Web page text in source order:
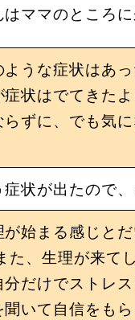
ママのところ
うな症状はあ
状はでてきた
ずに、でも気
状が出たので
始まる感じと
た、生理が来て
だけでストレ
いて自信をも